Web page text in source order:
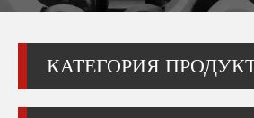
КАТЕГОРИЯ